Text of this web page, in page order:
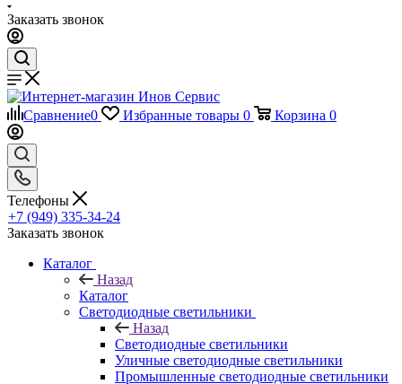
Заказать звонок
Сравнение0 Избранные товары 0 Корзина 0
Телефоны
+7 (949) 335-34-24
Заказать звонок
Каталог
Назад
Каталог
Светодиодные светильники
Назад
Светодиодные светильники
Уличные светодиодные светильники
Промышленные светодиодные светильники